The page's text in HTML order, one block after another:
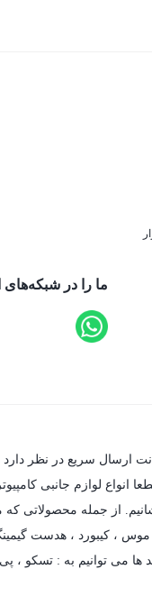
ما را در شبکه‌های
سریع در نظر دارد
لوازم جانبی
از جمله محصولاتی که
موس ، کیبورد ، هدست
ها می توانیم به : تسکو ،